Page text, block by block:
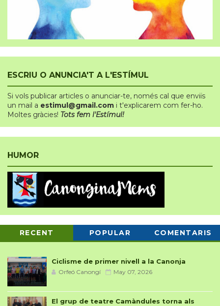
ESCRIU O ANUNCIA'T A L'ESTÍMUL
Si vols publicar articles o anunciar-te, només cal que enviïs
un mail a estimul@gmail.com i t'explicarem com fer-ho.
Moltes gràcies! Tots fem l'Estímul!
HUMOR
RECENT POPULAR COMENTARIS
Ciclisme de primer nivell a la Canonja
Orfeó Canongí May 07, 2026
El grup de teatre Camàndules torna als